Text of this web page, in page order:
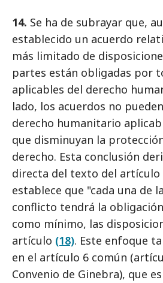
14. Se ha de subrayar que,
establecido un acuerdo
más limitado de
partes están obligadas por
aplicables del derecho
lado, los acuerdos no
derecho humanitario
que disminuyan la
derecho. Esta conclusión
directa del texto del artículo
establece que "cada una de
conflicto tendrá la
como mínimo, las
artículo (18). Este enfoque
en el artículo 6 común
Convenio de Ginebra), que